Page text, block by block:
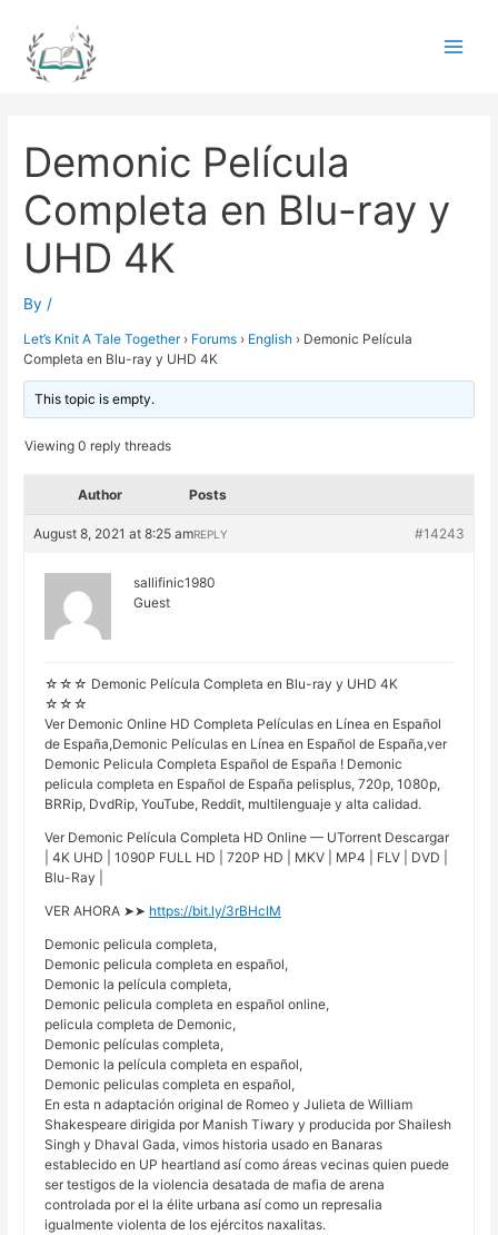
content
Demonic Película
Completa en Blu-ray y
UHD 4K
By /
Let’s Knit A Tale Together › Forums › English › Demonic Película
Completa en Blu-ray y UHD 4K
This topic is empty.
Viewing 0 reply threads
Author Posts
August 8, 2021 at 8:25 am #14243
REPLY
sallifinic1980
Guest
☆☆☆ Demonic Película Completa en Blu-ray y UHD 4K
☆☆☆
Ver Demonic Online HD Completa Películas en Línea en Español
de España,Demonic Películas en Línea en Español de España,ver
Demonic Pelicula Completa Español de España ! Demonic
pelicula completa en Español de España pelisplus, 720p, 1080p,
BRRip, DvdRip, YouTube, Reddit, multilenguaje y alta calidad.
Ver Demonic Película Completa HD Online — UTorrent Descargar
| 4K UHD | 1090P FULL HD | 720P HD | MKV | MP4 | FLV | DVD |
Blu-Ray |
VER AHORA ➤➤ https://bit.ly/3rBHcIM
Demonic pelicula completa,
Demonic pelicula completa en español,
Demonic la película completa,
Demonic pelicula completa en español online,
pelicula completa de Demonic,
Demonic películas completa,
Demonic la película completa en español,
Demonic peliculas completa en español,
En esta n adaptación original de Romeo y Julieta de William
Shakespeare dirigida por Manish Tiwary y producida por Shailesh
Singh y Dhaval Gada, vimos historia usado en Banaras
establecido en UP heartland así como áreas vecinas quien puede
ser testigos de la violencia desatada de mafia de arena
controlada por el la élite urbana así como un represalia
igualmente violenta de los ejércitos naxalitas.